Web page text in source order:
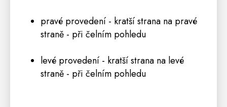
pravé provedení - kratší strana na pravé
straně - při čelním pohledu
levé provedení - kratší strana na levé
straně - při čelním pohledu